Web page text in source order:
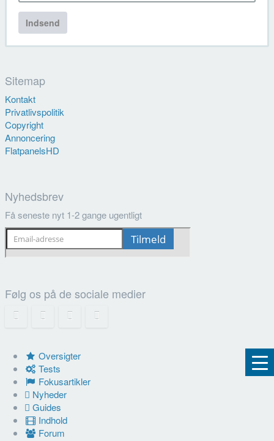
Indsend
Sitemap
Kontakt
Privatlivspolitik
Copyright
Annoncering
FlatpanelsHD
Nyhedsbrev
Få seneste nyt 1-2 gange ugentligt
Følg os på de sociale medier
Oversigter
Tests
Fokusartikler
Nyheder
Guides
Indhold
Forum